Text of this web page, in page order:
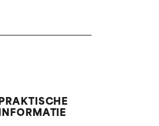
PRAKTISCHE
INFORMATIE